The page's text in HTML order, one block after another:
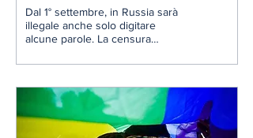
Dal 1° settembre, in Russia sarà
illegale anche solo digitare
alcune parole. La censura
libertà di pensiero alla radice.